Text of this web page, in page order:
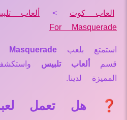
العاب كوت > ألعاب
For Masquerade
استمتع بلعب
قسم
ألعاب تلبيس
المميزة لدينا.